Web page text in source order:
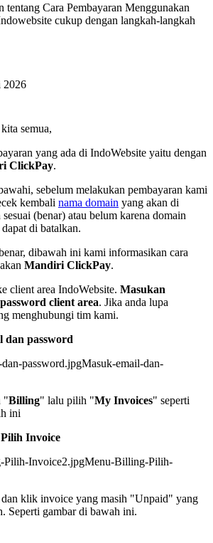
Cara Pembayaran Menggunakan
cukup dengan langkah-langkah
2026
semua,
yang ada di IndoWebsite yaitu dengan
ClickPay.
sebelum melakukan pembayaran kami
kembali nama domain yang akan di
(benar) atau belum karena domain
di batalkan.
dibawah ini kami informasikan cara
Mandiri ClickPay.
client area IndoWebsite. Masukan
client area. Jika anda lupa
menghubungi tim kami.
dan password
Masuk-email-dan-
"Billing" lalu pilih "My Invoices" seperti
ini
Invoice
Menu-Billing-Pilih-
klik invoice yang masih "Unpaid" yang
Seperti gambar di bawah ini.